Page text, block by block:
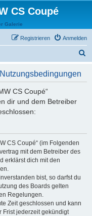
CS Coupé
Galerie
Anmelden
Registrieren
CS Coupé“
dir und dem Betreiber
CS Coupé“ (im Folgenden
mit dem Betreiber des
erklärst dich mit den
bist, so darfst du
des Boards gelten
Regelungen.
Zeit geschlossen und kann
Frist jederzeit gekündigt